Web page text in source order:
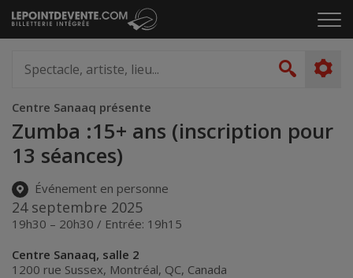
Passer
au
le
artiste,
lieu...
Centre Sanaaq présente
Zumba :15+ ans (inscription pour
13 séances)
Événement en personne
24 septembre 2025
19h30 – 20h30 / Entrée: 19h15
Centre Sanaaq, salle 2
1200 rue Sussex, Montréal, QC, Canada